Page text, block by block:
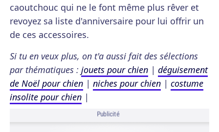
caoutchouc qui ne le font même plus rêver et
revoyez sa liste d'anniversaire pour lui offrir un
de ces accessoires.
Si tu en veux plus, on t'a aussi fait des sélections
par thématiques : jouets pour chien | déguisement
de Noël pour chien | niches pour chien | costume
insolite pour chien |
Publicité